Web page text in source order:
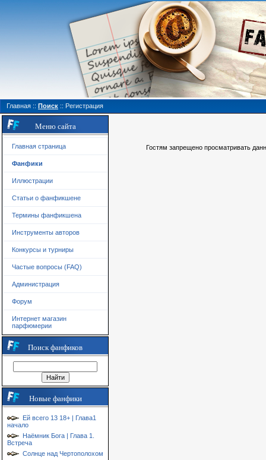
Главная :: Поиск :: Регистрация
Меню сайта
Главная страница
Фанфики
Иллюстрации
Статьи о фанфикшене
Термины фанфикшена
Инструменты авторов
Конкурсы и турниры
Частые вопросы (FAQ)
Администрация
Форум
Интернет магазин
парфюмерии
Поиск фанфиков
Новые фанфики
Ей всего 13 18+ | Глава1
начало
Наёмник Бога | Глава 1.
Встреча
Солнце над Чертополохом
Гостям запрещено просматривать